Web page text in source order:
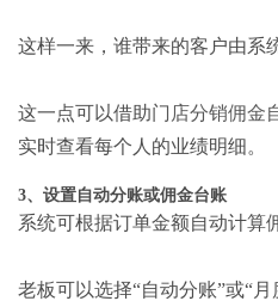
这样一来，谁带来的客户由系
这一点可以借助门店分销佣金
实时查看每个人的业绩明细。
3、设置自动分账或佣金台账
系统可根据订单金额自动计算
老板可以选择“自动分账”或“